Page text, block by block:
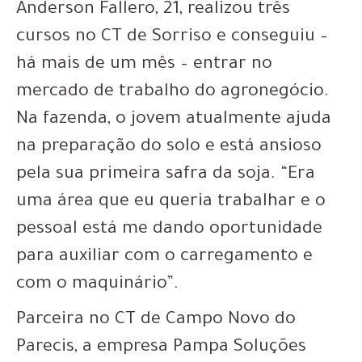
Anderson Fallero, 21, realizou três
cursos no CT de Sorriso e conseguiu –
há mais de um mês – entrar no
mercado de trabalho do agronegócio.
Na fazenda, o jovem atualmente ajuda
na preparação do solo e está ansioso
pela sua primeira safra da soja. “Era
uma área que eu queria trabalhar e o
pessoal está me dando oportunidade
para auxiliar com o carregamento e
com o maquinário”.
Parceira no CT de Campo Novo do
Parecis, a empresa Pampa Soluções